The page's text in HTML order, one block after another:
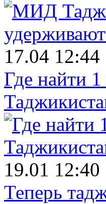
17.04 12:44
Где найти
19.01 12:40
Теперь